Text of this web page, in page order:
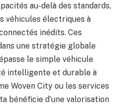
au-delà des standards,
véhicules électriques à
inédits. Ces
une stratégie globale
le simple véhicule
intelligente et durable à
Woven City ou les services
bénéficie d’une valorisation